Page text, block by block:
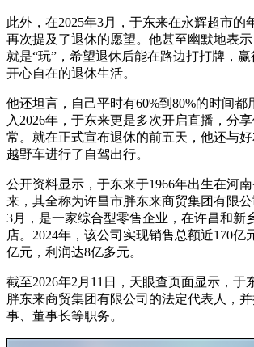
此外，在2025年3月，于东来在永辉超市的
再次提及了退休的愿望。他甚至幽默地表
就是“玩”，希望退休后能在路边打打牌，
开心自在的退休生活。
他还坦言，自己平时有60%到80%的时间都
入2026年，于东来更是多次开启直播，分
常。就在正式宣布退休的前五天，他还与
越野车进行了自驾出行。
公开资料显示，于东来于1966年出生在河
来，其全称为许昌市胖东来商贸集团有限
3月，是一家综合型零售企业，在许昌和新
店。2024年，该公司实现销售总额近170亿
亿元，利润达8亿多元。
截至2026年2月11日，天眼查页面显示，于
胖东来商贸集团有限公司的法定代表人，
事、董事长等职务。